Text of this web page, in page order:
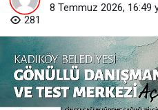
8 Temmuz 2026, 16:49
281